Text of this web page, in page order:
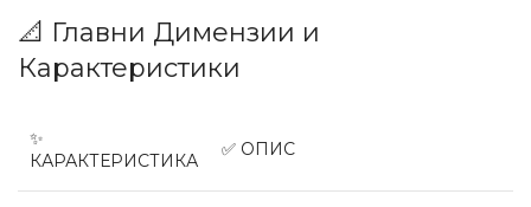
📐 Главни Димензии и
Карактеристики
✨
КАРАКТЕРИСТИКА
✅ ОПИС